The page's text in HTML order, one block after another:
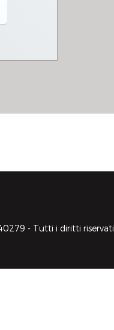
- Tutti i diritti riservati